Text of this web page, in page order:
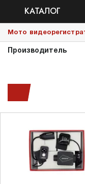
КАТАЛОГ
Мото
Производитель